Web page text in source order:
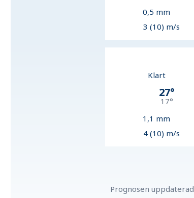
0,5 mm
3 (10) m/s
Klart
27°
17°
1,1 mm
4 (10) m/s
Prognosen uppdaterad